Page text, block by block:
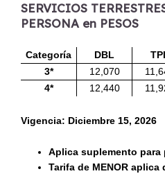
SERVICIOS
PERSONA en PESOS
Categoría DBL
3*
12,070
4*
12,440
Vigencia: Diciembre 15, 2026
Aplica suplemento
Tarifa de MENOR